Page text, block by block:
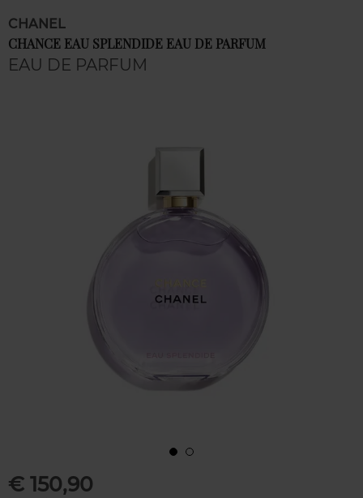
CHANEL
CHANCE EAU SPLENDIDE EAU DE PARFUM
EAU DE PARFUM
€ 150,90